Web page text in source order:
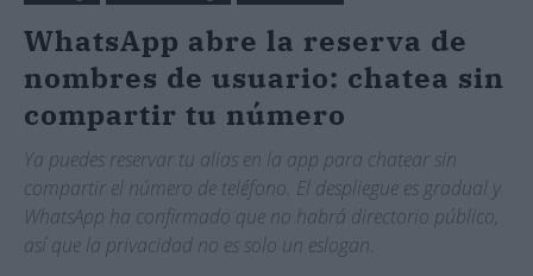
WhatsApp abre la reserva de
nombres de usuario: chatea sin
compartir tu número
Ya puedes reservar tu alias en la app para chatear sin
compartir el número de teléfono. El despliegue es gradual y
WhatsApp ha confirmado que no habrá directorio público,
así que la privacidad no es solo un eslogan.